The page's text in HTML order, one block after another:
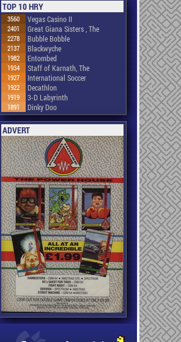
TOP 10 HRY
3560 Vegas Casino II
2401 Great Giana Sisters , The
2278 Bubble Bobble
2137 Blackwyche
1982 Entombed
1934 Staff of Karnath, The
1927 International Soccer
1922 Decathlon
1919 3-D Labyrinth
1891 Dinky Doo
ADVERT